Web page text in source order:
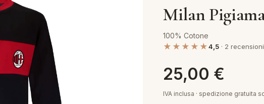
Milan
100% Cotone
★★★★★4,5 · 2
25,00 €
IVA inclusa · spedizione gratuita